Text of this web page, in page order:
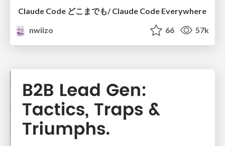
Claude Code どこまでも/ Claude Code Everywhere
nwiizo
66 57k